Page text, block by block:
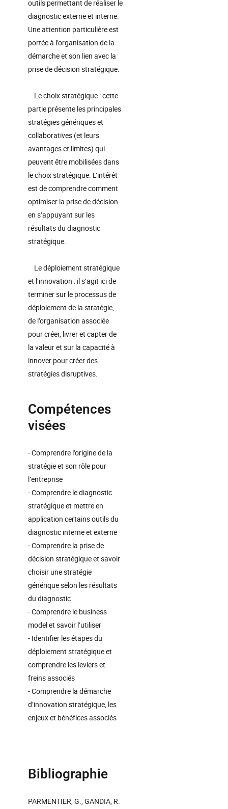
outils permettant de réaliser le
diagnostic externe et interne.
Une attention particulière est
portée à l’organisation de la
démarche et son lien avec la
prise de décision stratégique.
Le choix stratégique : cette
partie présente les principales
stratégies génériques et
collaboratives (et leurs
avantages et limites) qui
peuvent être mobilisées dans
le choix stratégique. L’intérêt
est de comprendre comment
optimiser la prise de décision
en s’appuyant sur les
résultats du diagnostic
stratégique.
Le déploiement stratégique
et l’innovation : il s’agit ici de
terminer sur le processus de
déploiement de la stratégie,
de l’organisation associée
pour créer, livrer et capter de
la valeur et sur la capacité à
innover pour créer des
stratégies disruptives.
Compétences
visées
- Comprendre l’origine de la
stratégie et son rôle pour
l’entreprise
- Comprendre le diagnostic
stratégique et mettre en
application certains outils du
diagnostic interne et externe
- Comprendre la prise de
décision stratégique et savoir
choisir une stratégie
générique selon les résultats
du diagnostic
- Comprendre le business
model et savoir l’utiliser
- Identifier les étapes du
déploiement stratégique et
comprendre les leviers et
freins associés
- Comprendre la démarche
d’innovation stratégique, les
enjeux et bénéfices associés
Bibliographie
PARMENTIER, G., GANDIA, R.